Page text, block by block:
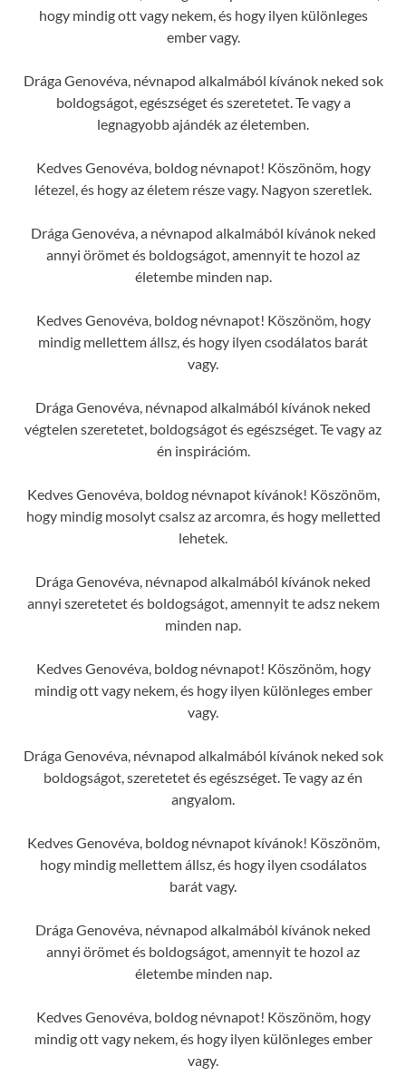
hogy mindig ott vagy nekem, és hogy ilyen különleges
ember vagy.
Drága Genovéva, névnapod alkalmából kívánok neked sok
boldogságot, egészséget és szeretetet. Te vagy a
legnagyobb ajándék az életemben.
Kedves Genovéva, boldog névnapot! Köszönöm, hogy
létezel, és hogy az életem része vagy. Nagyon szeretlek.
Drága Genovéva, a névnapod alkalmából kívánok neked
annyi örömet és boldogságot, amennyit te hozol az
életembe minden nap.
Kedves Genovéva, boldog névnapot! Köszönöm, hogy
mindig mellettem állsz, és hogy ilyen csodálatos barát
vagy.
Drága Genovéva, névnapod alkalmából kívánok neked
végtelen szeretetet, boldogságot és egészséget. Te vagy az
én inspirációm.
Kedves Genovéva, boldog névnapot kívánok! Köszönöm,
hogy mindig mosolyt csalsz az arcomra, és hogy melletted
lehetek.
Drága Genovéva, névnapod alkalmából kívánok neked
annyi szeretetet és boldogságot, amennyit te adsz nekem
minden nap.
Kedves Genovéva, boldog névnapot! Köszönöm, hogy
mindig ott vagy nekem, és hogy ilyen különleges ember
vagy.
Drága Genovéva, névnapod alkalmából kívánok neked sok
boldogságot, szeretetet és egészséget. Te vagy az én
angyalom.
Kedves Genovéva, boldog névnapot kívánok! Köszönöm,
hogy mindig mellettem állsz, és hogy ilyen csodálatos
barát vagy.
Drága Genovéva, névnapod alkalmából kívánok neked
annyi örömet és boldogságot, amennyit te hozol az
életembe minden nap.
Kedves Genovéva, boldog névnapot! Köszönöm, hogy
mindig ott vagy nekem, és hogy ilyen különleges ember
vagy.